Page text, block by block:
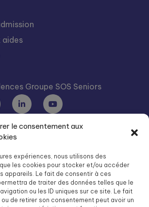
le consentement aux
expériences, nous utilisons des
les cookies pour stocker et/ou accéder
appareils. Le fait de consentir à ces
de traiter des données telles que le
ou les ID uniques sur ce site. Le fait
de retirer son consentement peut avoir un
aides
Groupe SOS Seniors
est une association du Groupe SOS
sos.org
association du Groupe SOS